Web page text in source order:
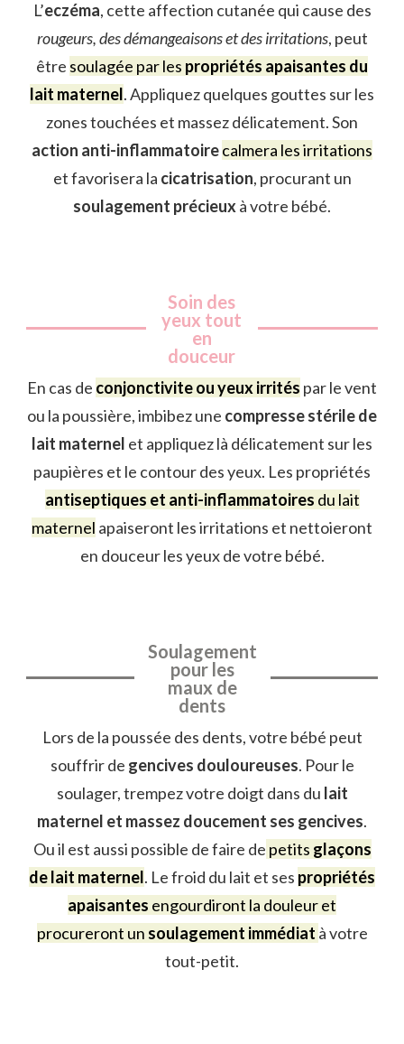
L’eczéma, cette affection cutanée qui cause des
rougeurs, des démangeaisons et des irritations, peut
être soulagée par les propriétés apaisantes du
lait maternel. Appliquez quelques gouttes sur les
zones touchées et massez délicatement. Son
action anti-inflammatoirecalmera les irritations
et favorisera la cicatrisation, procurant un
soulagement précieux à votre bébé.
Soin des
yeux tout
en
douceur
En cas de conjonctivite ou yeux irrités par le vent
ou la poussière, imbibez une compresse stérile de
lait maternel et appliquez là délicatement sur les
paupières et le contour des yeux. Les propriétés
antiseptiques et anti-inflammatoires du lait
maternel apaiseront les irritations et nettoieront
en douceur les yeux de votre bébé.
Soulagement
pour les
maux de
dents
Lors de la poussée des dents, votre bébé peut
souffrir de gencives douloureuses. Pour le
soulager, trempez votre doigt dans du lait
maternel et massez doucement ses gencives.
Ou il est aussi possible de faire de petits glaçons
de lait maternel. Le froid du lait et ses propriétés
apaisantes engourdiront la douleur et
procureront un soulagement immédiat à votre
tout-petit.